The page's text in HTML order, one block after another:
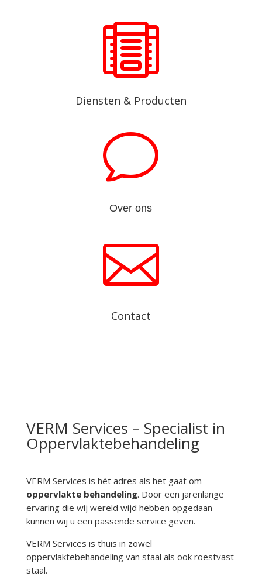

Diensten & Producten
v
Over ons

Contact
VERM Services – Specialist in
Oppervlaktebehandeling
VERM Services is hét adres als het gaat om
oppervlakte behandeling. Door een jarenlange
ervaring die wij wereld wijd hebben opgedaan
kunnen wij u een passende service geven.
VERM Services is thuis in zowel
oppervlaktebehandeling van staal als ook roestvast
staal.